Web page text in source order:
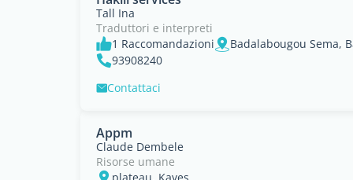
Tall Ina
Traduttori e interpreti
1 Raccomandazioni
Badalabougou Sema,
93908240
Contattaci
Appm
Claude Dembele
Risorse umane